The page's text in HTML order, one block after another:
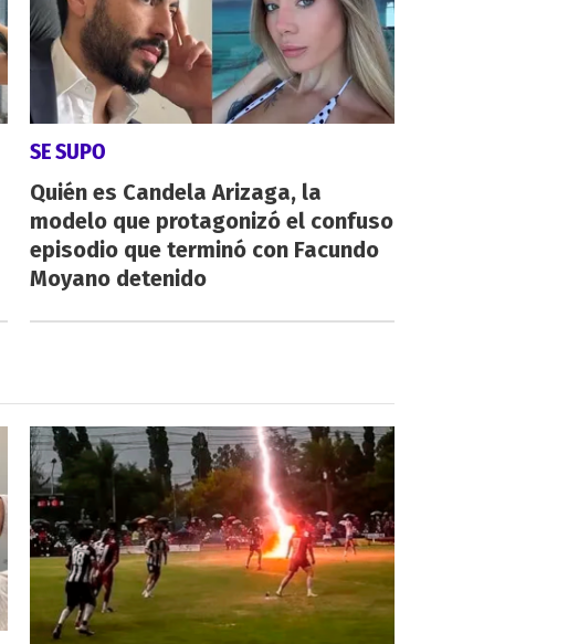
SE SUPO
Quién es Candela Arizaga, la
modelo que protagonizó el confuso
episodio que terminó con Facundo
Moyano detenido